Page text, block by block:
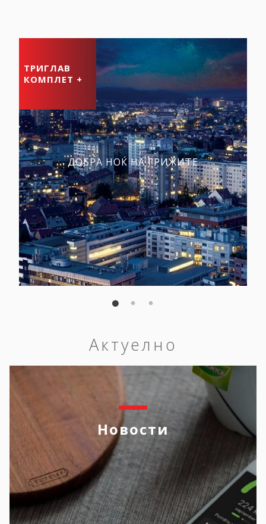
ТРИГЛАВ
КОМПЛЕТ +
ДОБРА НОЌ НА ГРИЖИТЕ
Актуелно
Новости